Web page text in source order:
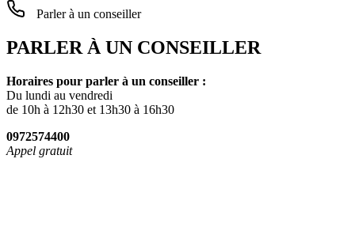
Parler à un conseiller
PARLER À UN CONSEILLER
Horaires pour parler à un conseiller :
Du lundi au vendredi
de 10h à 12h30 et 13h30 à 16h30
0972574400
Appel gratuit